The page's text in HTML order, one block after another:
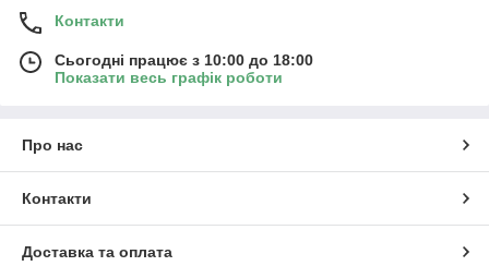
Контакти
Сьогодні працює з 10:00 до 18:00
Показати весь графік роботи
Про нас
Контакти
Доставка та оплата